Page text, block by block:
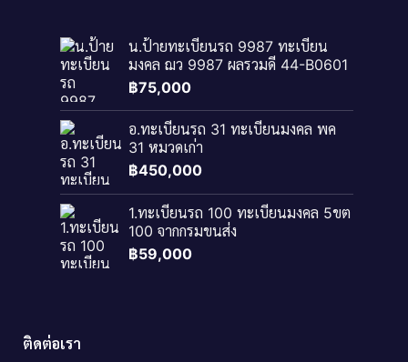
น.ป้ายทะเบียนรถ 9987 ทะเบียน
มงคล ฌว 9987 ผลรวมดี 44-B0601
฿75,000
อ.ทะเบียนรถ 31 ทะเบียนมงคล พค
31 หมวดเก่า
฿450,000
1.ทะเบียนรถ 100 ทะเบียนมงคล 5ขต
100 จากกรมขนส่ง
฿59,000
ติดต่อเรา